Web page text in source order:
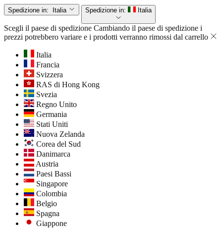
Spedizione in: Italia Spedizione in: Italia
Scegli il paese di spedizione Cambiando il paese di spedizione i
prezzi potrebbero variare e i prodotti verranno rimossi dal carrello
Italia
Francia
Svizzera
RAS di Hong Kong
Svezia
Regno Unito
Germania
Stati Uniti
Nuova Zelanda
Corea del Sud
Danimarca
Austria
Paesi Bassi
Singapore
Colombia
Belgio
Spagna
Giappone